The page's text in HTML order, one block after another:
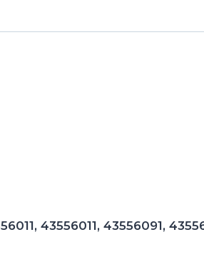
43556011, 43556091,